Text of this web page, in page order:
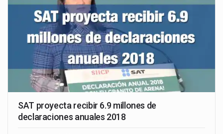
SAT proyecta recibir 6.9 millones de
declaraciones anuales 2018